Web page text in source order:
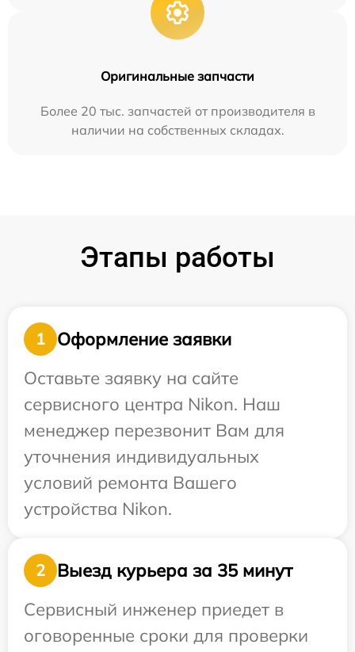
Оригинальные запчасти
Более 20 тыс. запчастей от производителя в
наличии на собственных складах.
Этапы работы
1
Оформление заявки
Оставьте заявку на сайте
сервисного центра Nikon. Наш
менеджер перезвонит Вам для
уточнения индивидуальных
условий ремонта Вашего
устройства Nikon.
2
Выезд курьера за 35 минут
Сервисный инженер приедет в
оговоренные сроки для проверки